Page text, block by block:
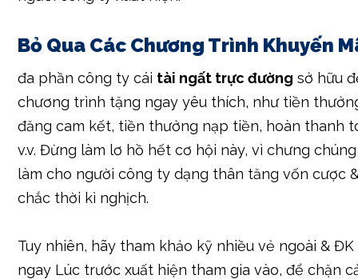
hết sức chúng ta mới mẻ nghịch. Nếu người
cược tất tay, người công ty đã mất hết tiền &
hội để liên tiếp nghịch.
Hãy luôn vâng lệnh vẻ ngoài phân chia nhỏ xíu
chỉ cược 1 phần gì đấy nhỏ xíu của tổng cùng hết
người công ty xuất hiện.
Bỏ Qua Các Chương Trình Khuyến
đa phần công ty cái tài ngất trực đường
sở hữu
chương trình tặng ngay yêu thích, như tiền